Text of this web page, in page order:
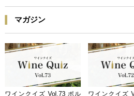
マガジン
ワインクイズ Vol.73 ポル
ワインクイズ